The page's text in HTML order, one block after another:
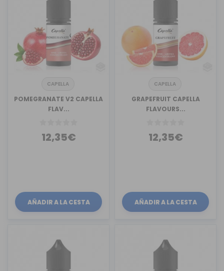
CAPELLA
POMEGRANATE V2 CAPELLA
FLAV...
12,35€
AÑADIR A LA CESTA
CAPELLA
GRAPEFRUIT CAPELLA
FLAVOURS...
12,35€
AÑADIR A LA CESTA